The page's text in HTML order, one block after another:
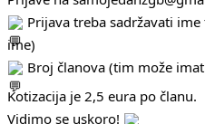
Prijava treba sadržavati
ime)
Broj članova (tim može
Kotizacija je 2,5 eura po članu.
Vidimo se uskoro!